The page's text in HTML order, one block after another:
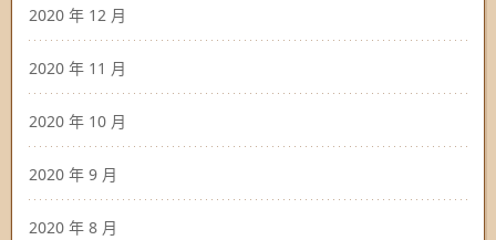
2020 年 12 月
2020 年 11 月
2020 年 10 月
2020 年 9 月
2020 年 8 月